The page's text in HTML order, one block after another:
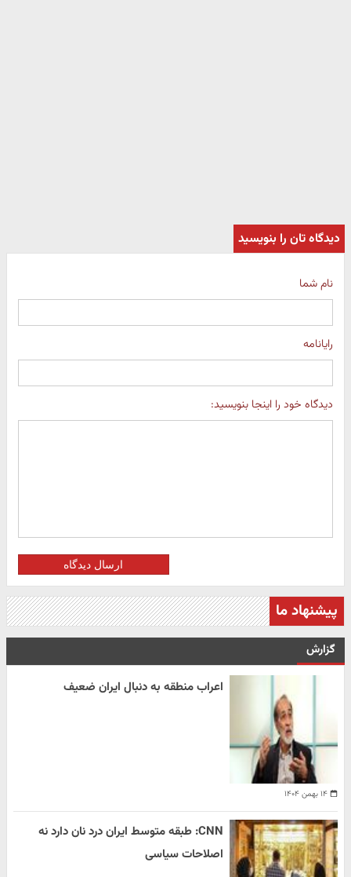
دیدگاه تان را بنویسید
نام شما
رایانامه
دیدگاه خود را اینجا بنویسید:
ارسال دیدگاه
پیشنهاد ما
گزارش
۱۴ بهمن ۱۴۰۴
اعراب منطقه به دنبال ایران ضعیف
CNN: طبقه متوسط ایران درد نان دارد نه
اصلاحات سیاسی